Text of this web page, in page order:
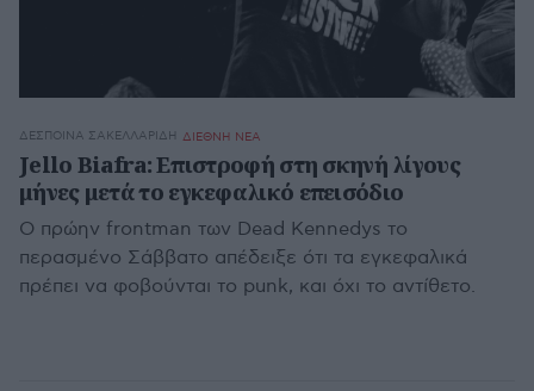
ΔΈΣΠΟΙΝΑ ΣΑΚΕΛΛΑΡΊΔΗ ΔΙΕΘΝΗ ΝΕΑ
Jello Biafra: Επιστροφή στη σκηνή λίγους
μήνες μετά το εγκεφαλικό επεισόδιο
Ο πρώην frontman των Dead Kennedys το
περασμένο Σάββατο απέδειξε ότι τα εγκεφαλικά
πρέπει να φοβούνται το punk, και όχι το αντίθετο.